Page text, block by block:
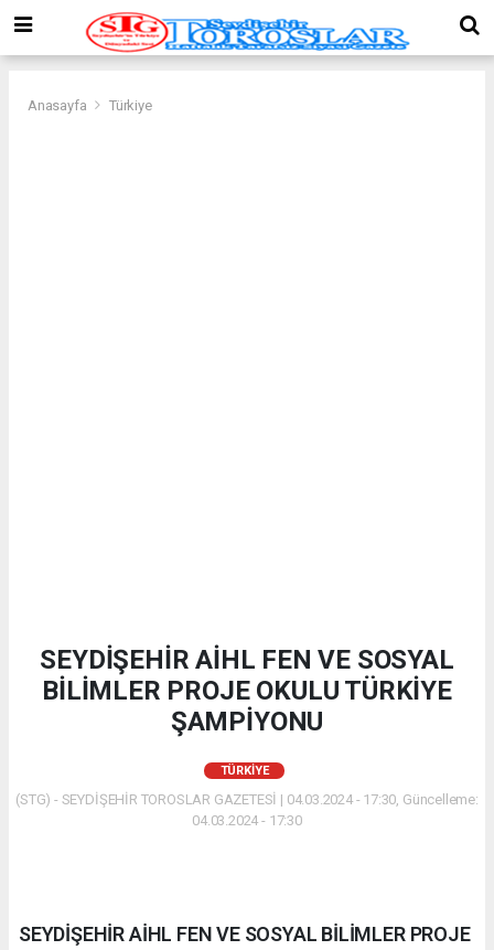
Anasayfa Türkiye
SEYDİŞEHİR AİHL FEN VE SOSYAL
BİLİMLER PROJE OKULU TÜRKİYE
ŞAMPİYONU
TÜRKIYE
(STG) - SEYDİŞEHİR TOROSLAR GAZETESİ | 04.03.2024 - 17:30, Güncelleme:
04.03.2024 - 17:30
SEYDİŞEHİR AİHL FEN VE SOSYAL BİLİMLER PROJE